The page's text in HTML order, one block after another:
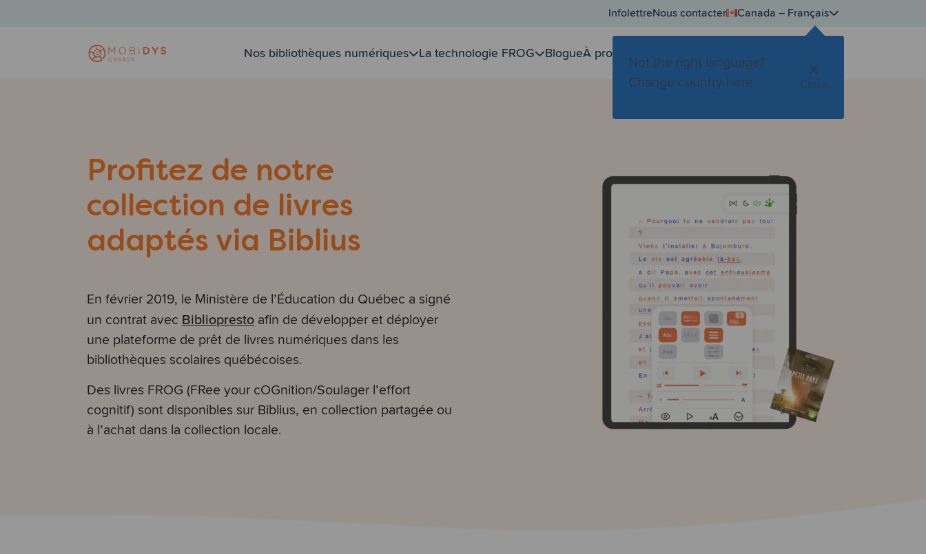
InfolettreNous contacter Canada – Français
Close
Not the right language?
Change country here
Nos bibliothèques numériques La technologie FROG BlogueÀ propos
Profitez de notre
collection de livres
adaptés via Biblius
En février 2019, le Ministère de l’Éducation du Québec a signé
un contrat avec Bibliopresto afin de développer et déployer
une plateforme de prêt de livres numériques dans les
bibliothèques scolaires québécoises.
Des livres FROG (FRee your cOGnition/Soulager l’effort
cognitif) sont disponibles sur Biblius, en collection partagée ou
à l’achat dans la collection locale.